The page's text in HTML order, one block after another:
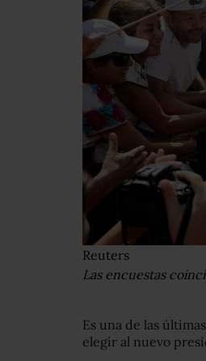
Reuters
Las encuestas
Es una de las
elegir al nuevo